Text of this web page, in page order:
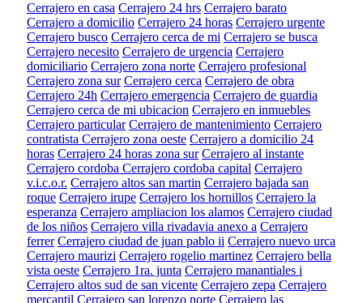
Cerrajero en casa Cerrajero 24 hrs Cerrajero barato
Cerrajero a domicilio Cerrajero 24 horas Cerrajero urgente
Cerrajero busco Cerrajero cerca de mi Cerrajero se busca
Cerrajero necesito Cerrajero de urgencia Cerrajero
domiciliario Cerrajero zona norte Cerrajero profesional
Cerrajero zona sur Cerrajero cerca Cerrajero de obra
Cerrajero 24h Cerrajero emergencia Cerrajero de guardia
Cerrajero cerca de mi ubicacion Cerrajero en inmuebles
Cerrajero particular Cerrajero de mantenimiento Cerrajero
contratista Cerrajero zona oeste Cerrajero a domicilio 24
horas Cerrajero 24 horas zona sur Cerrajero al instante
Cerrajero cordoba Cerrajero cordoba capital Cerrajero
v.i.c.o.r. Cerrajero altos san martin Cerrajero bajada san
roque Cerrajero irupe Cerrajero los hornillos Cerrajero la
esperanza Cerrajero ampliacion los alamos Cerrajero ciudad
de los niños Cerrajero villa rivadavia anexo a Cerrajero
ferrer Cerrajero ciudad de juan pablo ii Cerrajero nuevo urca
Cerrajero maurizi Cerrajero rogelio martinez Cerrajero bella
vista oeste Cerrajero 1ra. junta Cerrajero manantiales i
Cerrajero altos sud de san vicente Cerrajero zepa Cerrajero
mercantil Cerrajero san lorenzo norte Cerrajero las